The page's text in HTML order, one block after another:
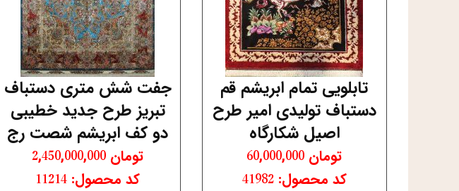
تابلویی تمام ابریشم قم
دستباف تولیدی امیر طرح
اصیل شکارگاه
تومان
کد محصول: 41982
جفت شش متری دستباف
تبریز طرح جدید خطیبی
دو کف ابریشم شصت رج
تومان
کد محصول: 11214